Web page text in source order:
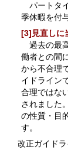
パートタ
季休暇を付
[3]見直しに
過去の最
働者との間
から不合理
イドライン
合理ではな
されました
の性質・目
す。
改正ガイドラ